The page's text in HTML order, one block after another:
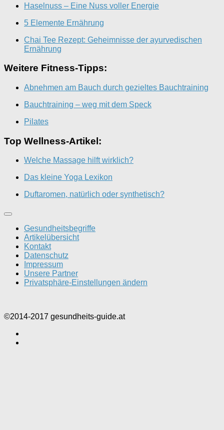
Haselnuss – Eine Nuss voller Energie
5 Elemente Ernährung
Chai Tee Rezept: Geheimnisse der ayurvedischen
Ernährung
Weitere Fitness-Tipps:
Abnehmen am Bauch durch gezieltes Bauchtraining
Bauchtraining – weg mit dem Speck
Pilates
Top Wellness-Artikel:
Welche Massage hilft wirklich?
Das kleine Yoga Lexikon
Duftaromen, natürlich oder synthetisch?
Gesundheitsbegriffe
Artikelübersicht
Kontakt
Datenschutz
Impressum
Unsere Partner
Privatsphäre-Einstellungen ändern
©2014-2017 gesundheits-guide.at